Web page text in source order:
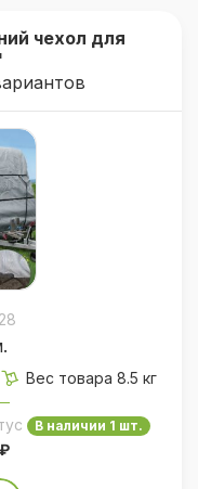
кислотных
чехол для
Вес товара 8.5 кг
В наличии 1 шт.